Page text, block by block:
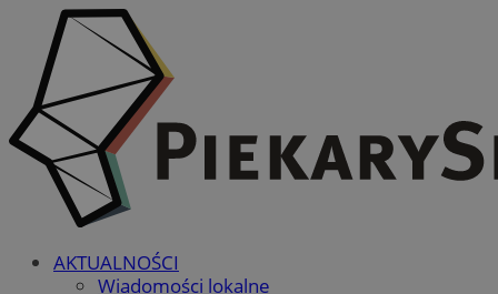
AKTUALNOŚCI
Wiadomości lokalne